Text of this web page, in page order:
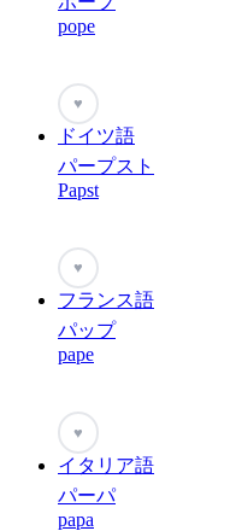
pope
♥
ドイツ語
パープスト
Papst
♥
フランス語
パップ
pape
♥
イタリア語
パーパ
papa